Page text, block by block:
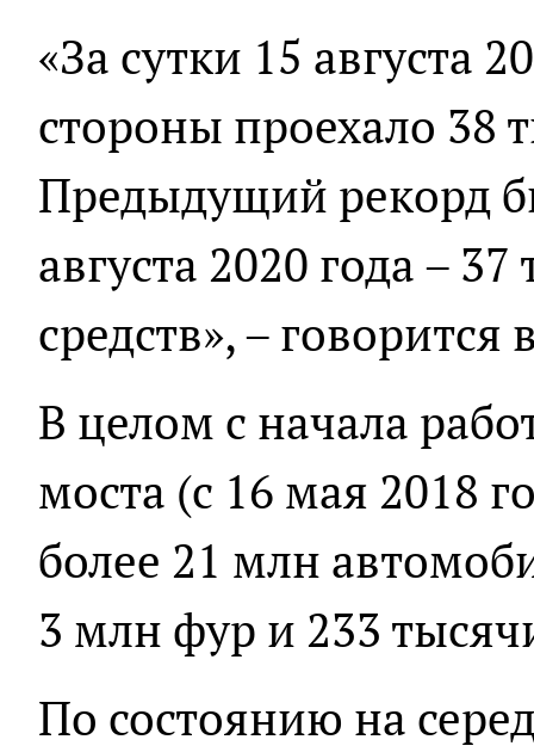
«За сутки 15 августа
стороны проехало 38
Предыдущий рекорд
августа 2020 года –
средств», –
В целом с начала
моста (с 16 мая 2018
более 21 млн
3 млн фур и 233
По состоянию на